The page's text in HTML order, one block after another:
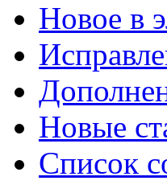
Новое в
Новые
Список